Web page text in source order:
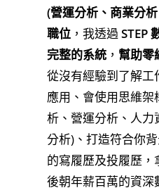
(營運分析、商業分
職位 ，我透過STEP
完整的系統 ， 幫助零
從沒有經驗到了解
應用、會使用思維
析、營運分析、人
分析)、打造符合你
的寫履歷及投履歷
後朝年薪百萬的資深